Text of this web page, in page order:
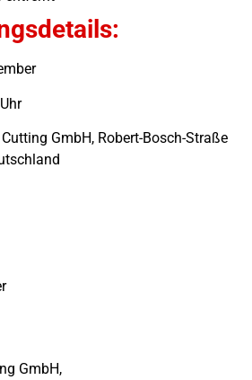
GmbH, Robert-Bosch-Straße
GmbH,